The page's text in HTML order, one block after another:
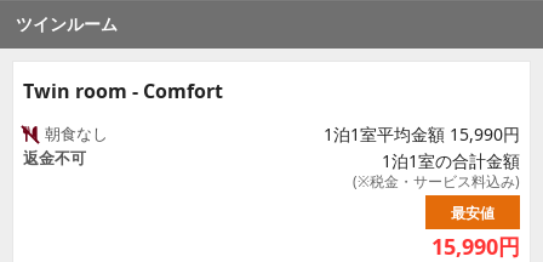
ツインルーム
Twin room - Comfort
朝食なし
返金不可
1泊1室平均金額 15,990円
1泊1室の合計金額
(※税金・サービス料込み)
最安値
15,990円